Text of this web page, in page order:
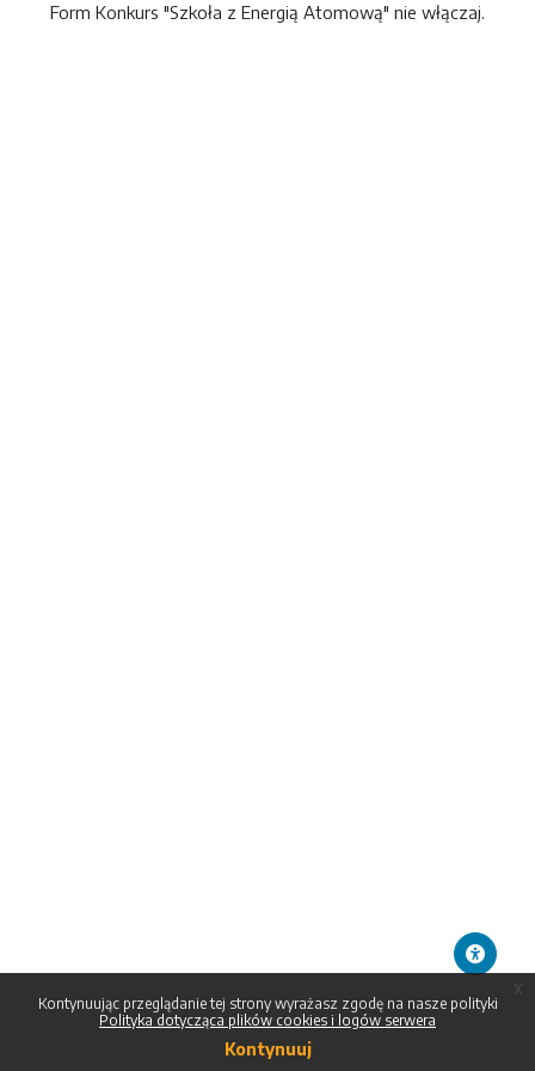
Przejdź do głównej zawartości
Form Konkurs "Szkoła z Energią Atomową" nie włączaj.
Kontynuując przeglądanie tej strony wyrażasz zgodę na nasze polityki
Polityka dotycząca plików cookies i logów serwera
Kontynuuj